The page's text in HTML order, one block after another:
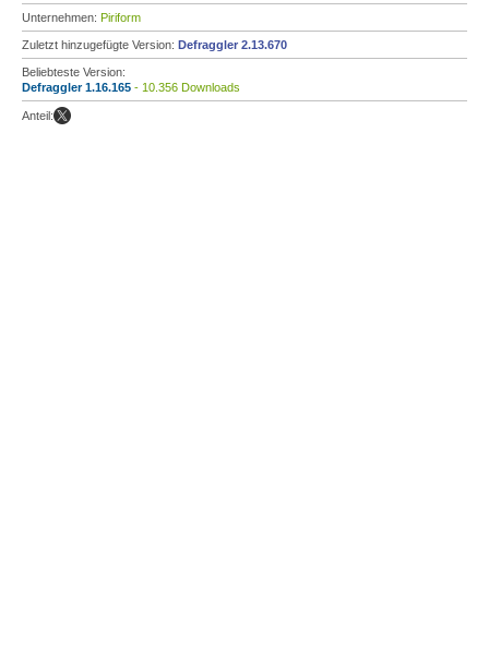
Unternehmen: Piriform
Zuletzt hinzugefügte Version: Defraggler 2.13.670
Beliebteste Version:
Defraggler 1.16.165 - 10.356 Downloads
Anteil: